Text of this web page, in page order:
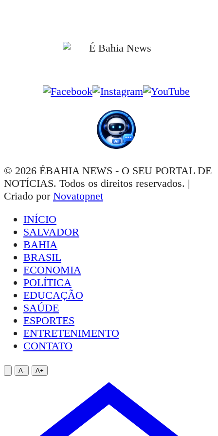
© 2026 ÉBAHIA NEWS - O SEU PORTAL DE
NOTÍCIAS. Todos os direitos reservados. |
Criado por Novatopnet
INÍCIO
SALVADOR
BAHIA
BRASIL
ECONOMIA
POLÍTICA
EDUCAÇÃO
SAÚDE
ESPORTES
ENTRETENIMENTO
CONTATO
A- A+